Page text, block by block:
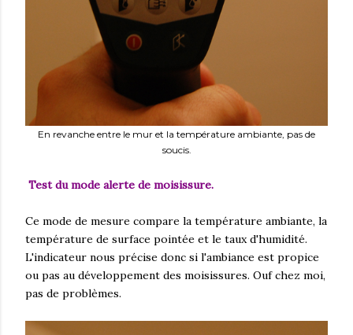
En revanche entre le mur et la température ambiante, pas de
soucis.
Test du mode alerte de moisissure.
Ce mode de mesure compare la température ambiante, la
température de surface pointée et le taux d'humidité.
L'indicateur nous précise donc si l'ambiance est propice
ou pas au développement des moisissures. Ouf chez moi,
pas de problèmes.